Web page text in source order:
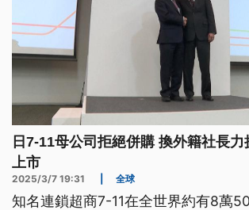
日7-11母公司拒絕併購 換外籍社長
上市
2025/3/7 19:31 全球
知名連鎖超商7-11在全世界約有8萬